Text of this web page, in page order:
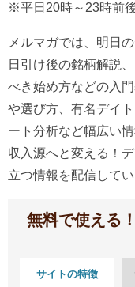
※平日20時～23時前
メルマガでは、明日
日引け後の銘柄解説
べき始め方などの入
や選び方、有名デイ
ート分析など幅広い
収入源へと変える！
立つ情報を配信して
無料で使える
サイトの特徴